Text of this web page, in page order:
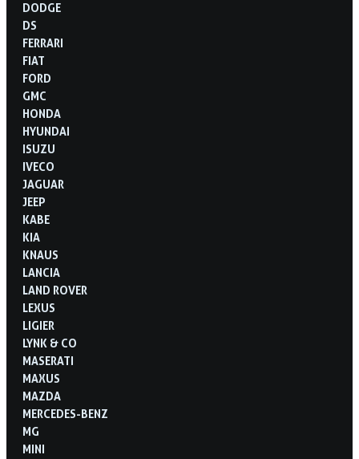
DODGE
DS
FERRARI
FIAT
FORD
GMC
HONDA
HYUNDAI
ISUZU
IVECO
JAGUAR
JEEP
KABE
KIA
KNAUS
LANCIA
LAND ROVER
LEXUS
LIGIER
LYNK & CO
MASERATI
MAXUS
MAZDA
MERCEDES-BENZ
MG
MINI